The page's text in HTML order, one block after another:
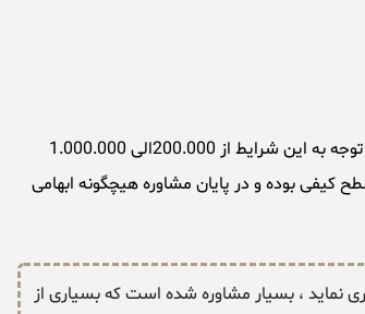
هزینه مشاوره تسلیم مبیع مالی منقول بستگی به شرایط پرونده و یا موضوع مطروحه متفاوت میباشد ، هزینه اخذ مشاوره مشاوره تسلیم مبیع مالی منقول با توجه به این شرایط از 200.000الی 1.000.000
کیفی بوده و در پایان مشاوره هیچگونه ابهامی
نماید ، بسیار مشاوره شده است که بسیاری از